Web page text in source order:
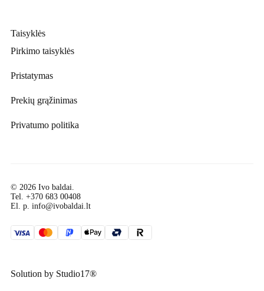
Taisyklės
Pirkimo taisyklės
Pristatymas
Prekių grąžinimas
Privatumo politika
© 2026 Ivo baldai.
Tel. +370 683 00408
El. p. info@ivobaldai.lt
Solution by Studio17®